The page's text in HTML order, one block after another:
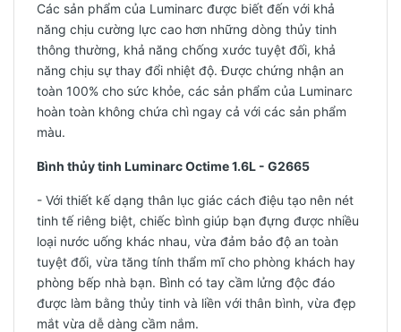
Các sản phẩm của Luminarc được biết đến với khả
năng chịu cường lực cao hơn những dòng thủy tinh
thông thường, khả năng chống xước tuyệt đối, khả
năng chịu sự thay đổi nhiệt độ. Được chứng nhận an
toàn 100% cho sức khỏe, các sản phẩm của Luminarc
hoàn toàn không chứa chì ngay cả với các sản phẩm
màu.
Bình thủy tinh Luminarc Octime 1.6L - G2665
- Với thiết kế dạng thân lục giác cách điệu tạo nên nét
tinh tế riêng biệt, chiếc bình giúp bạn đựng được nhiều
loại nước uống khác nhau, vừa đảm bảo độ an toàn
tuyệt đối, vừa tăng tính thẩm mĩ cho phòng khách hay
phòng bếp nhà bạn. Bình có tay cầm lửng độc đáo
được làm bằng thủy tinh và liền với thân bình, vừa đẹp
mắt vừa dễ dàng cầm nắm.